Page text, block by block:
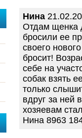
Нина
Отдам щенка
бросили ее
своего
бросит!
себе на
собак взять
только
вдруг за ней
хозяевам
Нина 8963